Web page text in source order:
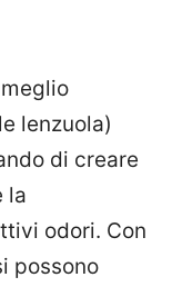
lenzuola)
di creare
la
odori. Con
possono